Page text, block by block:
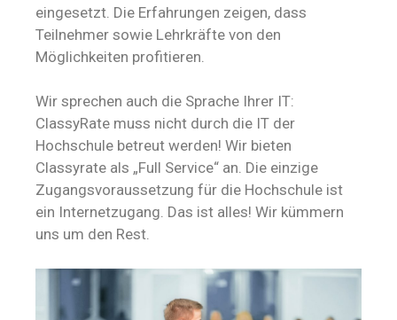
eingesetzt. Die Erfahrungen zeigen, dass
Teilnehmer sowie Lehrkräfte von den
Möglichkeiten profitieren.
Wir sprechen auch die Sprache Ihrer IT:
ClassyRate muss nicht durch die IT der
Hochschule betreut werden! Wir bieten
Classyrate als „Full Service“ an. Die einzige
Zugangsvoraussetzung für die Hochschule ist
ein Internetzugang. Das ist alles! Wir kümmern
uns um den Rest.